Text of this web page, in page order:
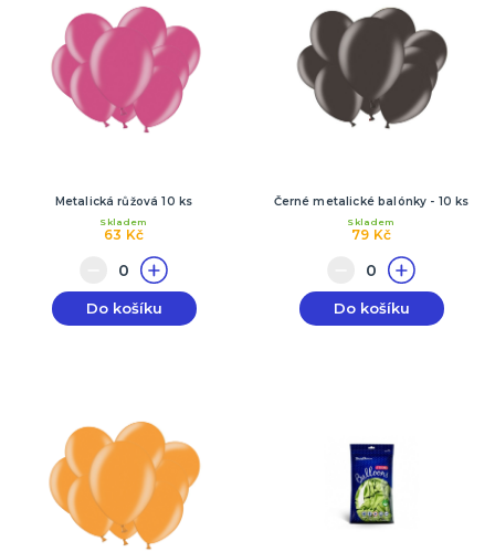
Metalická růžová 10 ks
63 Kč
Skladem
Do košíku
Černé metalické balónky - 10 ks
79 Kč
Skladem
Do košíku